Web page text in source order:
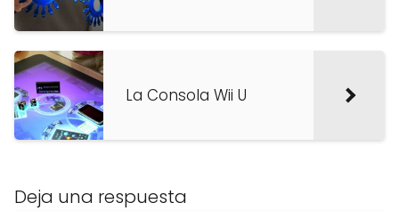
La Consola Wii U
Deja una respuesta